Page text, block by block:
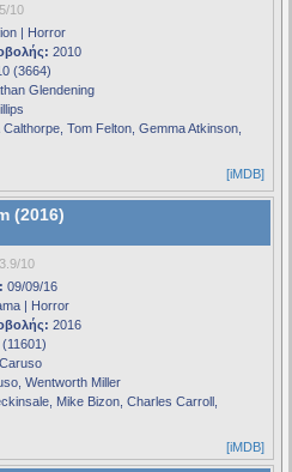
5/10
| Horror
2010
(3664)
Glendening
Calthorpe, Tom Felton, Gemma Atkinson,
[iMDB]
(2016)
3.9/10
09/09/16
| Horror
2016
Wentworth Miller
Mike Bizon, Charles Carroll,
[iMDB]